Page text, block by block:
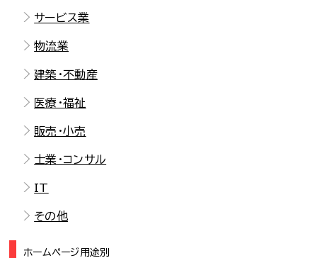
サービス業
物流業
建築・不動産
医療・福祉
販売・小売
士業・コンサル
IT
その他
ホームページ用途別